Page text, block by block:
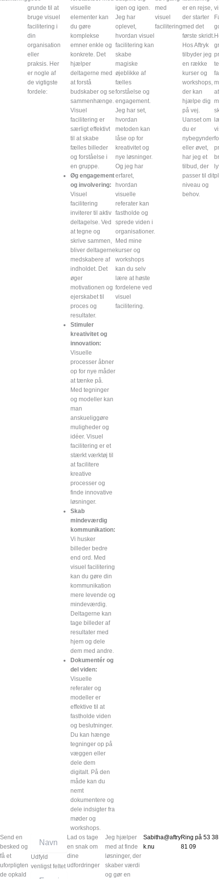
grunde til at
bruge visuel
facilitering i
din
organisation
eller
praksis. Her
er nogle af
de vigtigste
fordele:
visuelle
elementer kan
du gøre
komplekse
emner enkle og
konkrete. Det
hjælper
deltagerne med
at forstå
budskaber og se
sammenhænge.
Visuel
facilitering er
særligt effektivt
til at skabe
fælles billeder
og forståelse i
en gruppe.
Øg engagement
og involvering:
Visuel
facilitering
inviterer til aktiv
deltagelse. Ved
at tegne og
skrive sammen,
bliver deltagerne
medskabere af
indholdet. Det
øger
motivationen og
ejerskabet til
proces og
resultater.
Stimuler
kreativitet og
innovation:
Visuelle
processer åbner
op for nye måder
at tænke på.
Med tegninger
og modeller kan
man
anskueliggøre
muligheder og
idéer. Visuel
facilitering er et
stærkt værktøj til
at facilitere
kreative
processer og
finde innovative
løsninger.
Skab
mindeværdig
kommunikation:
Vi husker
billeder bedre
end ord. Med
visuel facilitering
kan du gøre din
kommunikation
mere levende og
mindeværdig.
Deltagerne kan
tage billeder af
resultater med
hjem og dele
dem med andre.
Dokumentér og
del viden:
Visuelle
referater og
modeller er
effektive til at
fastholde viden
og beslutninger.
Du kan hænge
tegninger op på
væggen eller
dele dem
digitalt. På den
måde kan du
nemt
dokumentere og
dele indsigter fra
møder og
workshops.
igen og igen.
Jeg har
oplevet,
hvordan visuel
facilitering kan
skabe
magiske
øjeblikke af
fælles
forståelse og
engagement.
Jeg har set,
hvordan
metoden kan
låse op for
kreativitet og
nye løsninger.
Og jeg har
erfaret,
hvordan
visuelle
referater kan
fastholde og
sprede viden i
organisationer.
Med mine
kurser og
workshops
kan du selv
lære at høste
fordelene ved
visuel
facilitering.
med
visuel
facilitering
er en rejse,
der starter
med det
første skridt.
Hos Aftryk
tilbyder jeg
en række
kurser og
workshops,
der kan
hjælpe dig
på vej.
Uanset om
du er
nybegynder
eller øvet,
har jeg et
tilbud, der
passer til dit
niveau og
behov.
Send en
besked og
få et
uforpligten
de opkald
Udfyld
venligst feltet
Lad os tage
en snak om
dine
udfordringer
Jeg hjælper
med at finde
løsninger, der
skaber værdi
og gør en
Sabitha@aftry
k.nu
Ring på 53 38
81 09